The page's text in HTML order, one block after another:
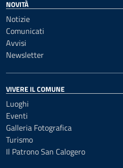
NOVITÀ
Notizie
Comunicati
Avvisi
Newsletter
VIVERE IL COMUNE
Luoghi
Eventi
Galleria Fotografica
Turismo
Il Patrono San Calogero